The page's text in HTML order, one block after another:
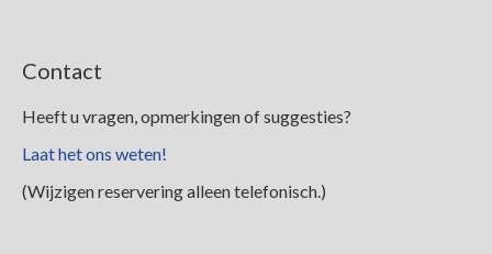
Contact
Heeft u vragen, opmerkingen of suggesties?
Laat het ons weten!
(Wijzigen reservering alleen telefonisch.)